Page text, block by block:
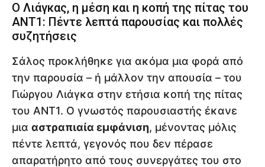
Ο Λιάγκας, η μέση και η κοπή της πίτας του
ΑΝΤ1: Πέντε λεπτά παρουσίας και πολλές
συζητήσεις
Σάλος προκλήθηκε για ακόμα μια φορά από
την παρουσία – ή μάλλον την απουσία – του
Γιώργου Λιάγκα στην ετήσια κοπή της πίτας
του ΑΝΤ1. Ο γνωστός παρουσιαστής έκανε
μια αστραπιαία εμφάνιση, μένοντας μόλις
πέντε λεπτά, γεγονός που δεν πέρασε
απαρατήρητο από τους συνεργάτες του στο